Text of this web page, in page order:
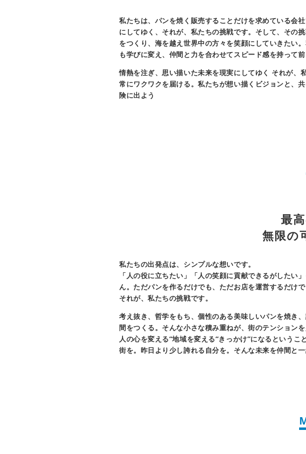
私たちは、パンを焼く販売することだけを求めている会
にしてゆく、それが、私たちの挑戦です。そして、その
をつくり、海を越え世界中の方々を笑顔にしていきたい
も学びに変え、仲間と力を合わせてスピード感を持って前
情熱を注ぎ、思い描いた未来を現実にしてゆく それが、
常にワクワクを届ける。私たちが想い描くビジョンと、
険に出よう
最
無限の
私たちの出発点は、シンプルな想いです。
「人の役に立ちたい」「人の笑顔に貢献できるがした
ん。ただパンを作るだけでも、ただお店を運営するだけ
それが、私たちの挑戦です。
考え抜き、哲学をもち、個性のある美味しいパンを焼き
間をつくる。そんな小さな積み重ねが、街のテンション
人の心を変える“地域を変える“きっかけ”になるという
街を。昨日より少し誇れる自分を。そんな未来を仲間と